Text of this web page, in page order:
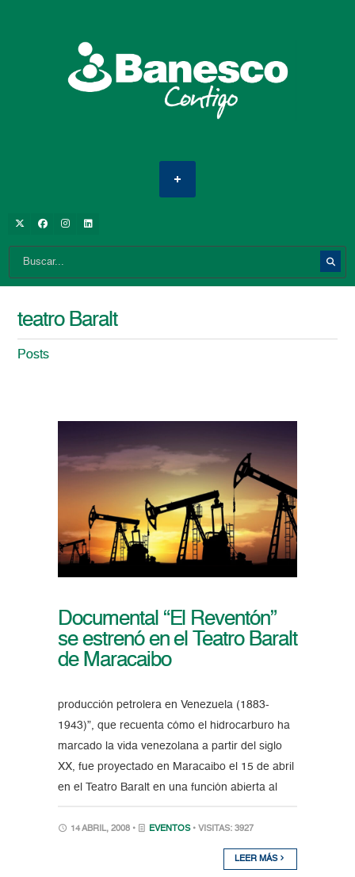
teatro Baralt
Posts
Documental “El Reventón”
se estrenó en el Teatro Baralt
de Maracaibo
producción petrolera en Venezuela (1883-
1943)”, que recuenta cómo el hidrocarburo ha
marcado la vida venezolana a partir del siglo
XX, fue proyectado en Maracaibo el 15 de abril
en el Teatro Baralt en una función abierta al
14 ABRIL, 2008 • EVENTOS • VISITAS: 3927
LEER MÁS